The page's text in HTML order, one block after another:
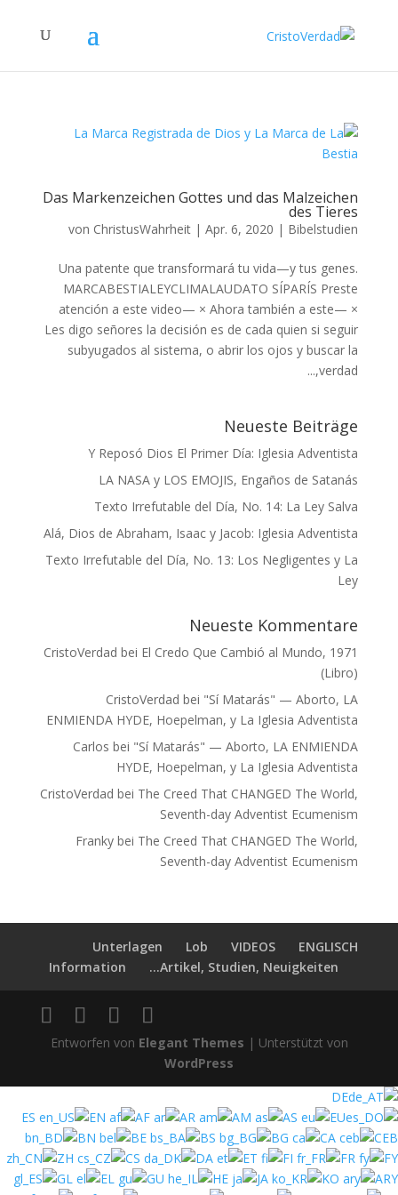
Das Markenzeichen Gottes und das Malzeichen
des Tieres
von ChristusWahrheit |Apr. 6, 2020 | Bibelstudien
Una patente que transformará tu vida—y tus genes.
MARCABESTIALEYCLIMALAUDATO SÍPARÍS Preste
atención a este video— × Ahora también a este— ×
Les digo señores la decisión es de cada quien si seguir
subyugados al sistema, o abrir los ojos y buscar la
verdad,...
Neueste Beiträge
Y Reposó Dios El Primer Día: Iglesia Adventista
LA NASA y LOS EMOJIS, Engaños de Satanás
Texto Irrefutable del Día, No. 14: La Ley Salva
Alá, Dios de Abraham, Isaac y Jacob: Iglesia Adventista
Texto Irrefutable del Día, No. 13: Los Negligentes y La
Ley
Neueste Kommentare
CristoVerdad bei El Credo Que Cambió al Mundo, 1971
(Libro)
CristoVerdad bei "Sí Matarás" — Aborto, LA
ENMIENDA HYDE, Hoepelman, y La Iglesia Adventista
Carlos bei "Sí Matarás" — Aborto, LA ENMIENDA
HYDE, Hoepelman, y La Iglesia Adventista
CristoVerdad bei The Creed That CHANGED The World,
Seventh-day Adventist Ecumenism
Franky bei The Creed That CHANGED The World,
Seventh-day Adventist Ecumenism
ENGLISCH
VIDEOS
Lob
Unterlagen
Artikel, Studien, Neuigkeiten...
Information
Entworfen von Elegant Themes | Unterstützt von
WordPress
DE
ES
EN AF AR AM AS
EU
BN
BE BS BG CA
CEB
ZH
CS DA ET FI FR
FY
GL
EL GU HE JA KO
ARY